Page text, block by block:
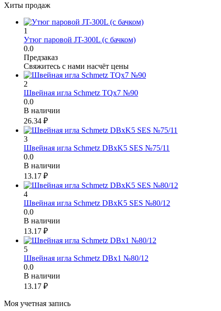
Хиты продаж
1
Утюг паровой JT-300L (с бачком)
0.0
Предзаказ
Свяжитесь с нами насчёт цены
2
Швейная игла Schmetz TQx7 №90
0.0
В наличии
26.34 ₽
3
Швейная игла Schmetz DBxK5 SES №75/11
0.0
В наличии
13.17 ₽
4
Швейная игла Schmetz DBxK5 SES №80/12
0.0
В наличии
13.17 ₽
5
Швейная игла Schmetz DBx1 №80/12
0.0
В наличии
13.17 ₽
Моя учетная запись